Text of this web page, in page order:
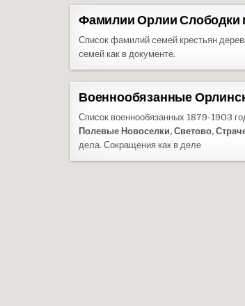
Фамилии Орлии Слободки
Список фамилий семей крестьян
семей как в документе.
Военнообязанные
Список военнообязанных 1879-1903
Полевые Новоселки, Светово,
дела. Сокращения как в деле